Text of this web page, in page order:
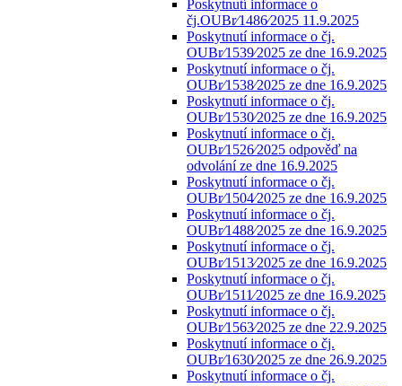
Poskytnutí informace o
čj.OUBr⁄1486⁄2025 11.9.2025
Poskytnutí informace o čj.
OUBr⁄1539⁄2025 ze dne 16.9.2025
Poskytnutí informace o čj.
OUBr⁄1538⁄2025 ze dne 16.9.2025
Poskytnutí informace o čj.
OUBr⁄1530⁄2025 ze dne 16.9.2025
Poskytnutí informace o čj.
OUBr⁄1526⁄2025 odpověď na
odvolání ze dne 16.9.2025
Poskytnutí informace o čj.
OUBr⁄1504⁄2025 ze dne 16.9.2025
Poskytnutí informace o čj.
OUBr⁄1488⁄2025 ze dne 16.9.2025
Poskytnutí informace o čj.
OUBr⁄1513⁄2025 ze dne 16.9.2025
Poskytnutí informace o čj.
OUBr⁄1511⁄2025 ze dne 16.9.2025
Poskytnutí informace o čj.
OUBr⁄1563⁄2025 ze dne 22.9.2025
Poskytnutí informace o čj.
OUBr⁄1630⁄2025 ze dne 26.9.2025
Poskytnutí informace o čj.